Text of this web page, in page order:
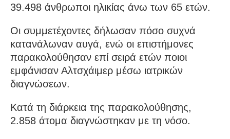
39.498 άνθρωποι ηλικίας άνω των 65 ετών.
Οι συμμετέχοντες δήλωσαν πόσο συχνά
κατανάλωναν αυγά, ενώ οι επιστήμονες
παρακολούθησαν επί σειρά ετών ποιοι
εμφάνισαν Αλτσχάιμερ μέσω ιατρικών
διαγνώσεων.
Κατά τη διάρκεια της παρακολούθησης,
2.858 άτομα διαγνώστηκαν με τη νόσο.